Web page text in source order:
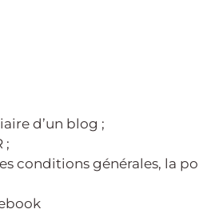
d’un blog ;
;
conditions générales, la